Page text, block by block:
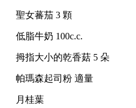
聖女蕃茄 3 顆
低脂牛奶 100c.c.
拇指大小的乾香菇 5 朵
帕瑪森起司粉 適量
月桂葉